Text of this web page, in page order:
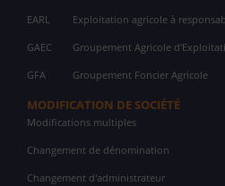
EARL Exploitation agricole à
GAEC Groupement Agricole
GFA Groupement Foncier Agricole
MODIFICATION DE SOCIÉTÉ
Modifications multiples
Changement de dénomination
Changement d'administrateur